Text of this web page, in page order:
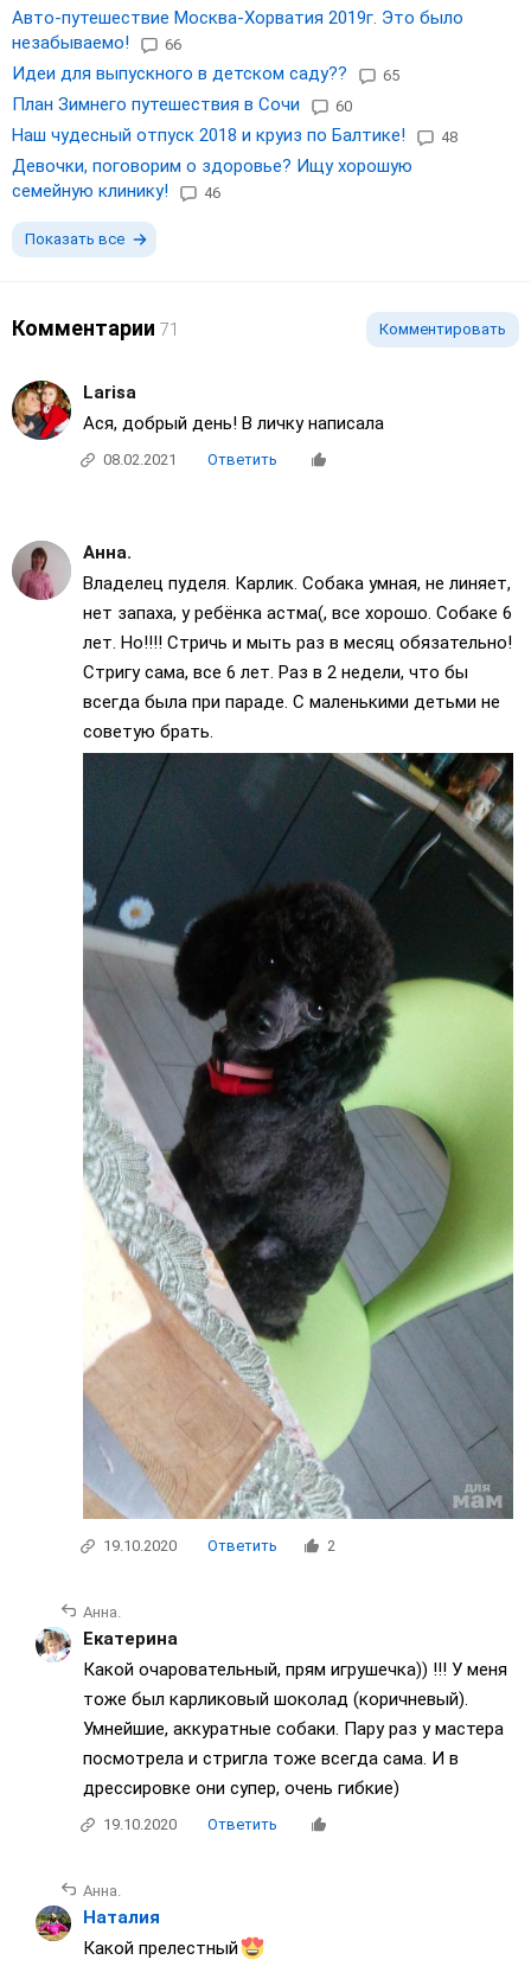
Авто-путешествие Москва-Хорватия 2019г. Это было
незабываемо!
66
Идеи для выпускного в детском саду?? 65
План Зимнего путешествия в Сочи 60
Наш чудесный отпуск 2018 и круиз по Балтике! 48
Девочки, поговорим о здоровье? Ищу хорошую
семейную клинику!
46
Показать все
Комментарии 71 Комментировать
Larisa
Ася, добрый день! В личку написала
08.02.2021 Ответить
Анна.
Владелец пуделя. Карлик. Собака умная, не линяет,
нет запаха, у ребёнка астма(, все хорошо. Собаке 6
лет. Но!!!! Стричь и мыть раз в месяц обязательно!
Стригу сама, все 6 лет. Раз в 2 недели, что бы
всегда была при параде. С маленькими детьми не
советую брать.
19.10.2020 Ответить 2
Анна.
Екатерина
Какой очаровательный, прям игрушечка)) !!! У меня
тоже был карликовый шоколад (коричневый).
Умнейшие, аккуратные собаки. Пару раз у мастера
посмотрела и стригла тоже всегда сама. И в
дрессировке они супер, очень гибкие)
19.10.2020 Ответить
Анна.
Наталия
Какой прелестный